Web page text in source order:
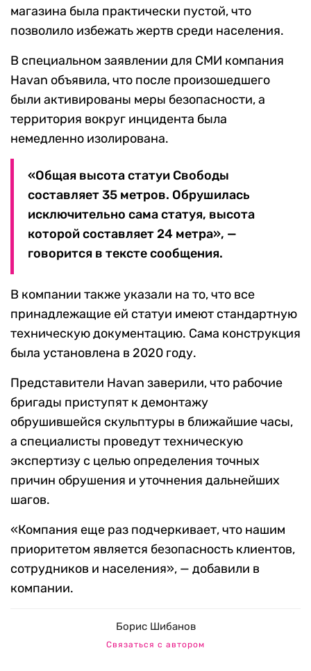
магазина была практически пустой, что
позволило избежать жертв среди населения.
В специальном заявлении для СМИ компания
Havan объявила, что после произошедшего
были активированы меры безопасности, а
территория вокруг инцидента была
немедленно изолирована.
«Общая высота статуи Свободы
составляет 35 метров. Обрушилась
исключительно сама статуя, высота
которой составляет 24 метра», —
говорится в тексте сообщения.
В компании также указали на то, что все
принадлежащие ей статуи имеют стандартную
техническую документацию. Сама конструкция
была установлена в 2020 году.
Представители Havan заверили, что рабочие
бригады приступят к демонтажу
обрушившейся скульптуры в ближайшие часы,
а специалисты проведут техническую
экспертизу с целью определения точных
причин обрушения и уточнения дальнейших
шагов.
«Компания еще раз подчеркивает, что нашим
приоритетом является безопасность клиентов,
сотрудников и населения», — добавили в
компании.
Борис Шибанов
Связаться с автором